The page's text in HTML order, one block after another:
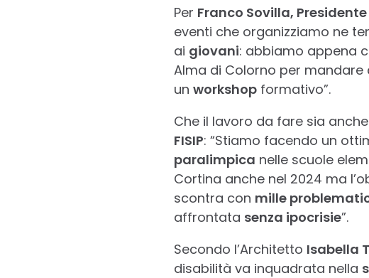
Per Franco Sovilla, Presidente
eventi che organizziamo ne
ai giovani: abbiamo appena
Alma di Colorno per
un workshopformativo”.
Che il lavoro da fare sia
FISIP: “Stiamo facendo un
paralimpica nelle scuole
Cortina anche nel 2024 ma
scontra con mille
affrontata senza ipocrisie”.
Secondo l’Architetto Isabella
disabilità va inquadrata nella